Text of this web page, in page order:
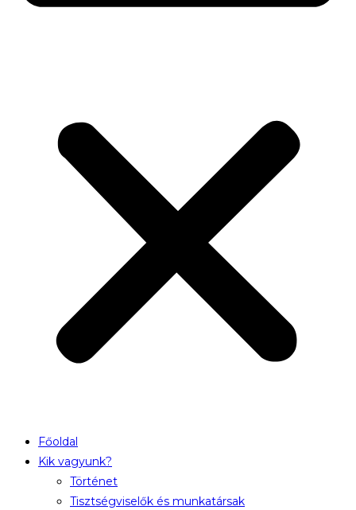
Főoldal
Kik vagyunk?
Történet
Tisztségviselők és munkatársak